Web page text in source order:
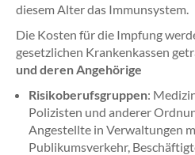
diesem Alter das Immunsystem.
Die Kosten für die Impfung
gesetzlichen Krankenkassen
und deren Angehörige
Risikoberufsgruppen:
Polizisten und anderer
Angestellte in Verwaltungen
Publikumsverkehr,